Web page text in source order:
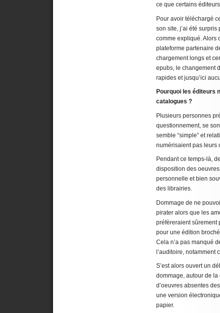
ce que certains
Pour avoir téléchargé
son site, j’ai été
comme expliqué. Alors
plateforme partenaire
chargement longs et
epubs, le changement
rapides et jusqu’ici
Pourquoi les éditeurs
catalogues ?
Plusieurs personnes
questionnement, se
semble “simple” et
numérisaient pas leurs
Pendant ce temps-là,
disposition des
personnelle et bien
des librairies.
Dommage de ne
pirater alors que les
préfèreraient sûrement
pour une édition
Cela n’a pas manqué
l’auditoire, notamment
S’est alors ouvert un
dommage, autour de
d’oeuvres absentes
une version
papier.